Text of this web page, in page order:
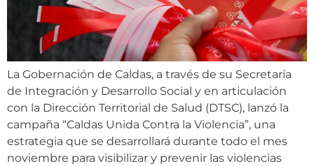
La Gobernación de Caldas, a través de su Secretaría
de Integración y Desarrollo Social y en articulación
con la Dirección Territorial de Salud (DTSC), lanzó la
campaña “Caldas Unida Contra la Violencia”, una
estrategia que se desarrollará durante todo el mes
noviembre para visibilizar y prevenir las violencias